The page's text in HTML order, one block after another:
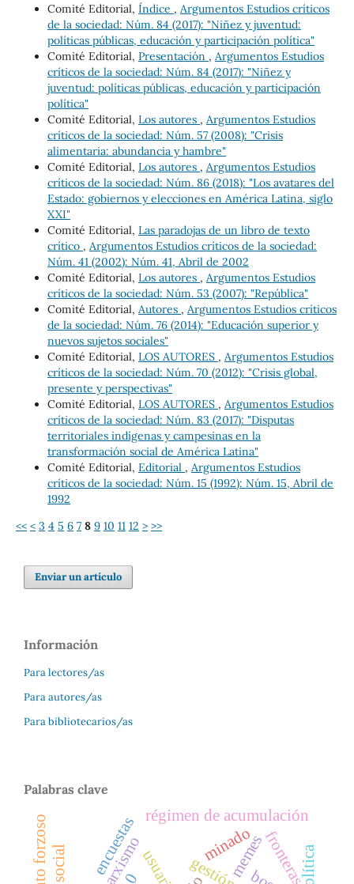
Comité Editorial, Índice , Argumentos Estudios críticos
de la sociedad: Núm. 84 (2017): "Niñez y juventud:
políticas públicas, educación y participación política"
Comité Editorial, Presentación , Argumentos Estudios
críticos de la sociedad: Núm. 84 (2017): "Niñez y
juventud: políticas públicas, educación y participación
política"
Comité Editorial, Los autores , Argumentos Estudios
críticos de la sociedad: Núm. 57 (2008): "Crisis
alimentaria: abundancia y hambre"
Comité Editorial, Los autores , Argumentos Estudios
críticos de la sociedad: Núm. 86 (2018): "Los avatares del
Estado: gobiernos y elecciones en América Latina, siglo
XXI"
Comité Editorial, Las paradojas de un libro de texto
crítico , Argumentos Estudios críticos de la sociedad:
Núm. 41 (2002): Núm. 41, Abril de 2002
Comité Editorial, Los autores , Argumentos Estudios
críticos de la sociedad: Núm. 53 (2007): "República"
Comité Editorial, Autores , Argumentos Estudios críticos
de la sociedad: Núm. 76 (2014): "Educación superior y
nuevos sujetos sociales"
Comité Editorial, LOS AUTORES , Argumentos Estudios
críticos de la sociedad: Núm. 70 (2012): "Crisis global,
presente y perspectivas"
Comité Editorial, LOS AUTORES , Argumentos Estudios
críticos de la sociedad: Núm. 83 (2017): "Disputas
territoriales indígenas y campesinas en la
transformación social de América Latina"
Comité Editorial, Editorial , Argumentos Estudios
críticos de la sociedad: Núm. 15 (1992): Núm. 15, Abril de
1992
<< < 3 4 5 6 7 8 9 10 11 12 > >>
Enviar un artículo
Información
Para lectores/as
Para autores/as
Para bibliotecarios/as
Palabras clave
marxismo
encuestas memes
minado
régimen de acumulación
fronteras
0